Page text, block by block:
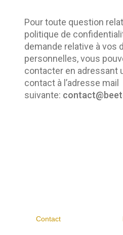
Pour toute question
politique de
demande relative à vos
personnelles, vous
contacter en adressant
contact à l’adresse mail
suivante:
Contact